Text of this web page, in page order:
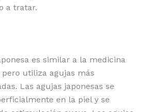
a tratar.
es similar a la medicina
utiliza agujas más
Las agujas japonesas se
en la piel y se